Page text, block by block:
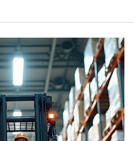
anlegg, er sikkerhet alfa og omega.
riktig kunnskap og sertifisering. Jeg skal
lavspenning opplæring. Dette kurset er
og kompetanse til å jobbe sikkert med
kan virke komplisert, men jeg lover at
Med riktig opplæring kan du unngå
oppfylle lovkrav. La oss gå
oppl